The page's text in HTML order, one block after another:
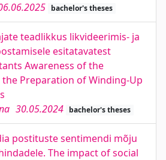
bachelor's theses
teadlikkus likvideerimis- ja
esitatavatest
Awareness of the
Preparation of Winding-Up
30.05.2024 bachelor's theses
postituste sentimendi mõju
The impact of social